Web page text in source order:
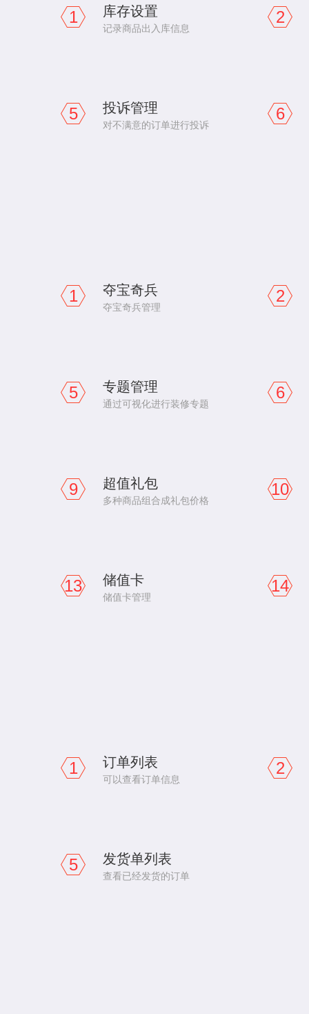
1 库存设置
记录商品出入库信息
2
5 投诉管理
对不满意的订单进行投诉
6
1 夺宝奇兵
夺宝奇兵管理
2
5 专题管理
通过可视化进行装修专题
6
9 超值礼包
多种商品组合成礼包价格
10
13 储值卡
储值卡管理
14
1 订单列表
可以查看订单信息
2
5 发货单列表
查看已经发货的订单